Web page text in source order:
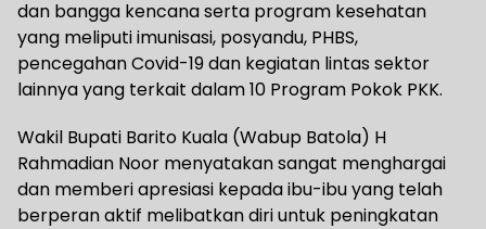
dan bangga kencana serta program kesehatan
yang meliputi imunisasi, posyandu, PHBS,
pencegahan Covid-19 dan kegiatan lintas sektor
lainnya yang terkait dalam 10 Program Pokok PKK.
Wakil Bupati Barito Kuala (Wabup Batola) H
Rahmadian Noor menyatakan sangat menghargai
dan memberi apresiasi kepada ibu-ibu yang telah
berperan aktif melibatkan diri untuk peningkatan